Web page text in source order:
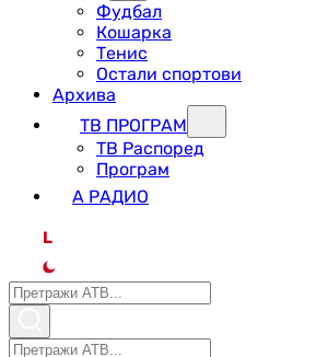
Фудбал
Кошарка
Тенис
Остали спортови
Архива
ТВ ПРОГРАМ
ТВ Распоред
Програм
А РАДИО
L